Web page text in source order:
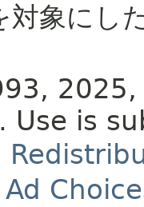
対象にし
Use is
Ad